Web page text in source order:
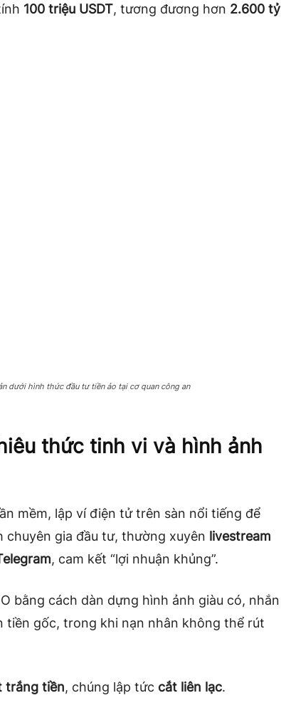
100 triệu USDT, tương đương hơn 2.600 tỷ
dưới hình thức đầu tư tiền ảo tại cơ quan công an
thức tinh vi và hình ảnh
mềm, lập ví điện tử trên sàn nổi tiếng để
chuyên gia đầu tư, thường xuyên livestream
, cam kết “lợi nhuận khủng”.
bằng cách dàn dựng hình ảnh giàu có, nhắn
tiền gốc, trong khi nạn nhân không thể rút
trắng tiền, chúng lập tức cắt liên lạc.